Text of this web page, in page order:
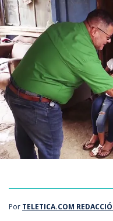
Por TELETICA.COM